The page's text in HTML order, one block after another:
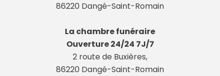
86220 Dangé-Saint-Romain
La chambre funéraire
Ouverture 24/24 7J/7
2 route de Buxières,
86220 Dangé-Saint-Romain